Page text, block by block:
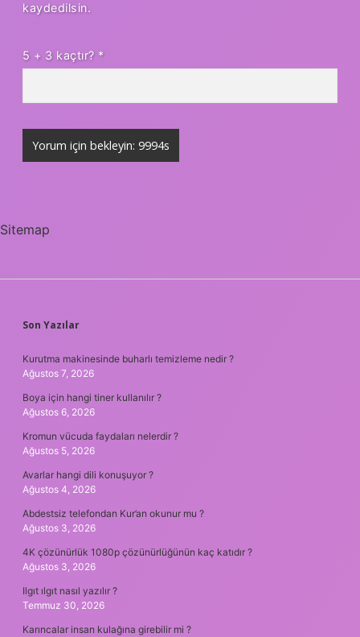
kaydedilsin.
5 + 3 kaçtır? *
Sitemap
SIDEBAR
Son Yazılar
Kurutma makinesinde buharlı temizleme nedir ?
Ağustos 7, 2026
Boya için hangi tiner kullanılır ?
Ağustos 6, 2026
Kromun vücuda faydaları nelerdir ?
Ağustos 5, 2026
Avarlar hangi dili konuşuyor ?
Ağustos 4, 2026
Abdestsiz telefondan Kur’an okunur mu ?
Ağustos 3, 2026
4K çözünürlük 1080p çözünürlüğünün kaç katıdır ?
Ağustos 3, 2026
Ilgıt ılgıt nasıl yazılır ?
Temmuz 30, 2026
Karıncalar insan kulağına girebilir mi ?